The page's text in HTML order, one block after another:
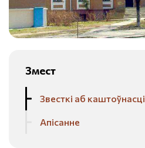
Змест
Звесткі аб каштоўнасці
Апісанне